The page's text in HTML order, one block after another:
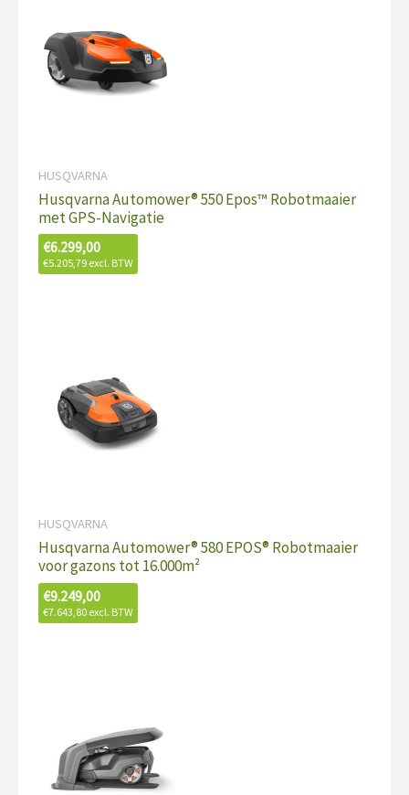
HUSQVARNA
Husqvarna Automower® 550 Epos™ Robotmaaier
met GPS-Navigatie
€6.299,00
€5.205,79 excl. BTW
HUSQVARNA
Husqvarna Automower® 580 EPOS® Robotmaaier
voor gazons tot 16.000m²
€9.249,00
€7.643,80 excl. BTW